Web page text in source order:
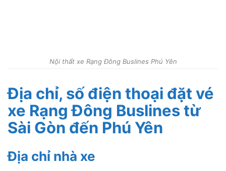
Nội thất xe Rạng Đông Buslines Phú Yên
Địa chỉ, số điện thoại đặt vé
xe Rạng Đông Buslines từ
Sài Gòn đến Phú Yên
Địa chỉ nhà xe